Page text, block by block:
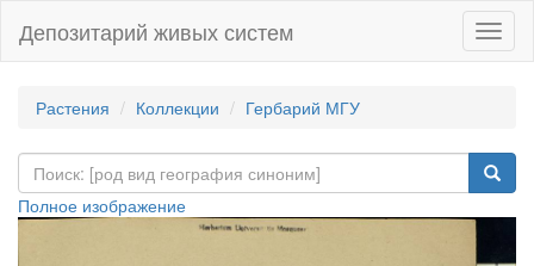
Депозитарий живых систем
Растения Коллекции Гербарий МГУ
Полное изображение